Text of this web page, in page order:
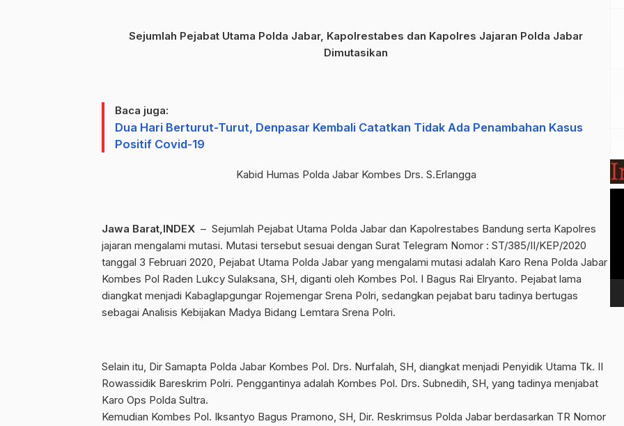
Sejumlah Pejabat Utama Polda Jabar, Kapolrestabes dan Kapolres Jajaran Polda Jabar
Dimutasikan
Baca juga:
Dua Hari Berturut-Turut, Denpasar Kembali Catatkan Tidak Ada Penambahan Kasus
Positif Covid-19
Kabid Humas Polda Jabar Kombes Drs. S.Erlangga
Jawa Barat,INDEX – Sejumlah Pejabat Utama Polda Jabar dan Kapolrestabes Bandung serta Kapolres
jajaran mengalami mutasi. Mutasi tersebut sesuai dengan Surat Telegram Nomor : ST/385/II/KEP/2020
tanggal 3 Februari 2020, Pejabat Utama Polda Jabar yang mengalami mutasi adalah Karo Rena Polda Jabar
Kombes Pol Raden Lukcy Sulaksana, SH, diganti oleh Kombes Pol. I Bagus Rai Elryanto. Pejabat lama
diangkat menjadi Kabaglapgungar Rojemengar Srena Polri, sedangkan pejabat baru tadinya bertugas
sebagai Analisis Kebijakan Madya Bidang Lemtara Srena Polri.
Selain itu, Dir Samapta Polda Jabar Kombes Pol. Drs. Nurfalah, SH, diangkat menjadi Penyidik Utama Tk. II
Rowassidik Bareskrim Polri. Penggantinya adalah Kombes Pol. Drs. Subnedih, SH, yang tadinya menjabat
Karo Ops Polda Sultra.
Kemudian Kombes Pol. Iksantyo Bagus Pramono, SH, Dir. Reskrimsus Polda Jabar berdasarkan TR Nomor